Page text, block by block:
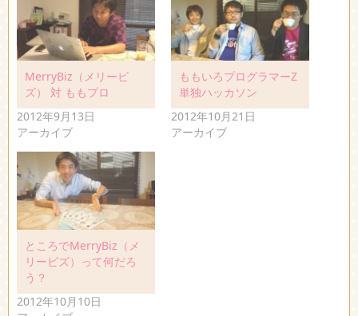
MerryBiz（メリービ
ズ） 対 ももプロ
2012年9月13日
アーカイブ
ももいろプログラマーZ
単独ハッカソン
2012年10月21日
アーカイブ
ところでMerryBiz（メ
リービズ）って何だろ
う？
2012年10月10日